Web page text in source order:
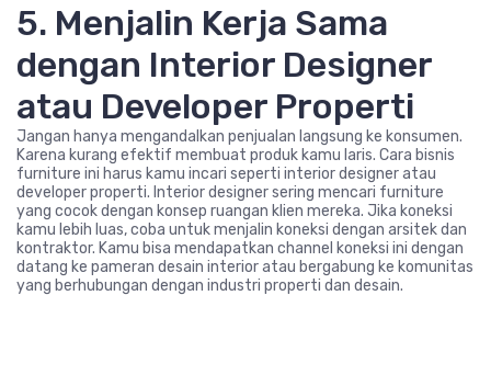
5. Menjalin Kerja Sama
dengan Interior Designer
atau Developer Properti
Jangan hanya mengandalkan penjualan langsung ke konsumen.
Karena kurang efektif membuat produk kamu laris. Cara bisnis
furniture ini harus kamu incari seperti interior designer atau
developer properti. Interior designer sering mencari furniture
yang cocok dengan konsep ruangan klien mereka. Jika koneksi
kamu lebih luas, coba untuk menjalin koneksi dengan arsitek dan
kontraktor. Kamu bisa mendapatkan channel koneksi ini dengan
datang ke pameran desain interior atau bergabung ke komunitas
yang berhubungan dengan industri properti dan desain.